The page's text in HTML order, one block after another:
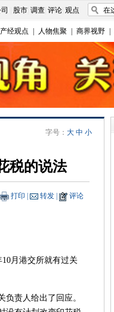
股市| 调查 评论| 观点
产经观点 人物焦聚 商界视野
字号： 大 中 小
税的说法
打印 转发 评论
月港交所就有过关
责人给出了回应。